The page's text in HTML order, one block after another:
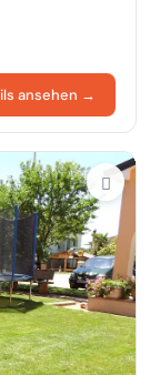
ansehen →